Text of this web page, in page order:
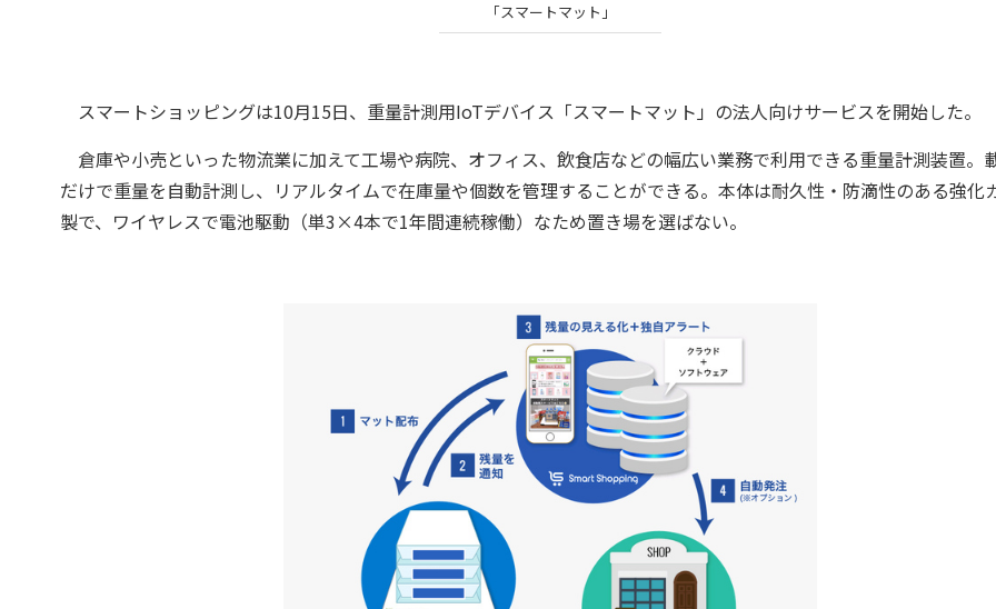
「スマートマット」
スマートショッピングは10月15日、重量計測用IoTデバイス「スマートマット」の法人向けサービスを開始した。
倉庫や小売といった物流業に加えて工場や病院、オフィス、飲食店などの幅広い業務で利用できる重量計測装置。
だけで重量を自動計測し、リアルタイムで在庫量や個数を管理することができる。本体は耐久性・防滴性のある強化
製で、ワイヤレスで電池駆動（単3×4本で1年間連続稼働）なため置き場を選ばない。